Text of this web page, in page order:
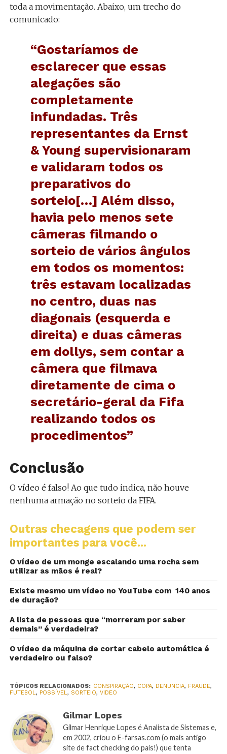
toda a movimentação. Abaixo, um trecho do
comunicado:
“Gostaríamos de
esclarecer que essas
alegações são
completamente
infundadas. Três
representantes da Ernst
& Young supervisionaram
e validaram todos os
preparativos do
sorteio[…] Além disso,
havia pelo menos sete
câmeras filmando o
sorteio de vários ângulos
em todos os momentos:
três estavam localizadas
no centro, duas nas
diagonais (esquerda e
direita) e duas câmeras
em dollys, sem contar a
câmera que filmava
diretamente de cima o
secretário-geral da Fifa
realizando todos os
procedimentos”
Conclusão
O vídeo é falso! Ao que tudo indica, não houve
nenhuma armação no sorteio da FIFA.
Outras checagens que podem ser
importantes para você...
O vídeo de um monge escalando uma rocha sem
utilizar as mãos é real?
Existe mesmo um vídeo no YouTube com 140 anos
de duração?
A lista de pessoas que “morreram por saber
demais” é verdadeira?
O vídeo da máquina de cortar cabelo automática é
verdadeiro ou falso?
TÓPICOS RELACIONADOS: CONSPIRAÇÃO, COPA, DENUNCIA, FRAUDE,
FUTEBOL, POSSÍVEL, SORTEIO, VIDEO
Gilmar Lopes
Gilmar Henrique Lopes é Analista de Sistemas e,
em 2002, criou o E-farsas.com (o mais antigo
site de fact checking do país!) que tenta